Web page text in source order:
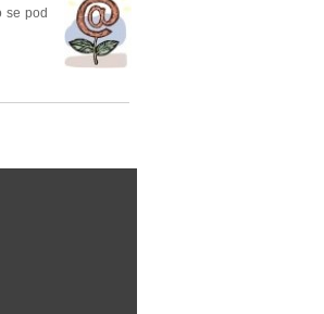
se pod